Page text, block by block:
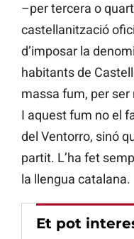
–per tercera o
castellanització
d’imposar la
habitants de
massa fum, per ser
I aquest fum no el
del Ventorro, sinó
partit. L’ha fet
la llengua catalana.
Et pot